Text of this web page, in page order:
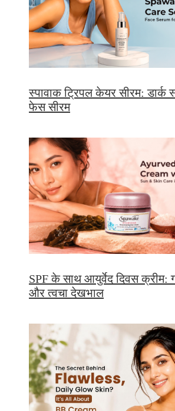
स्पावाक ट्रिपल केयर सीरम: डार्क
फेस सीरम
SPF के साथ आयुर्वेद दिवस क्रीम:
और त्वचा देखभाल